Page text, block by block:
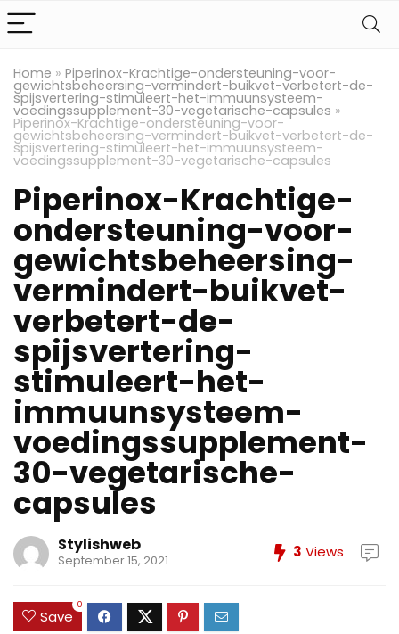
Home » Piperinox-Krachtige-ondersteuning-voor-
gewichtsbeheersing-vermindert-buikvet-verbetert-de-
spijsvertering-stimuleert-het-immuunsysteem-
voedingssupplement-30-vegetarische-capsules »
Piperinox-Krachtige-ondersteuning-voor-
gewichtsbeheersing-vermindert-buikvet-verbetert-de-
spijsvertering-stimuleert-het-immuunsysteem-
voedingssupplement-30-vegetarische-capsules
Piperinox-Krachtige-
ondersteuning-voor-
gewichtsbeheersing-
vermindert-buikvet-
verbetert-de-
spijsvertering-
stimuleert-het-
immuunsysteem-
voedingssupplement-
30-vegetarische-
capsules
Stylishweb
September 15, 2021 3 Views
Save
0